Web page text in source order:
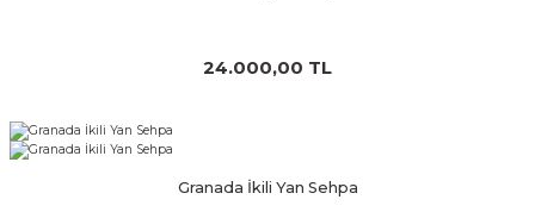
24.000,00 TL
Granada İkili Yan Sehpa